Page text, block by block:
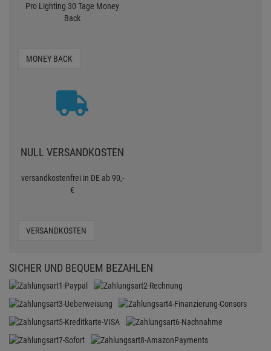
Pro Lighting 30 Tage Money
Back
MONEY BACK
NULL VERSANDKOSTEN
versandkostenfrei in DE ab 90,-
€
VERSANDKOSTEN
SICHER UND BEQUEM BEZAHLEN